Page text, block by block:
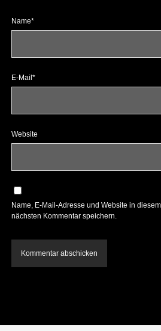
Name*
E-Mail*
Website
Name, E-Mail-Adresse und Website in
nächsten Kommentar speichern.